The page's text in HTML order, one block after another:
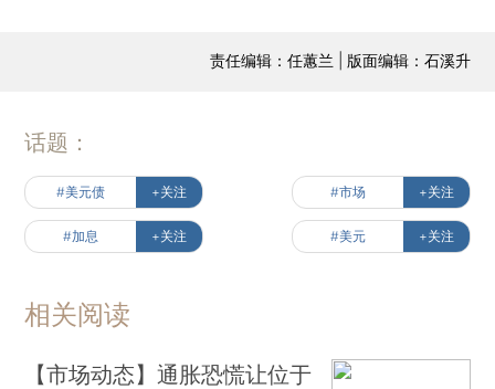
责任编辑：任蕙兰 | 版面编辑：石溪升
话题：
#美元债 +关注 #市场 +关注
#加息 +关注 #美元 +关注
相关阅读
【市场动态】通胀恐慌让位于